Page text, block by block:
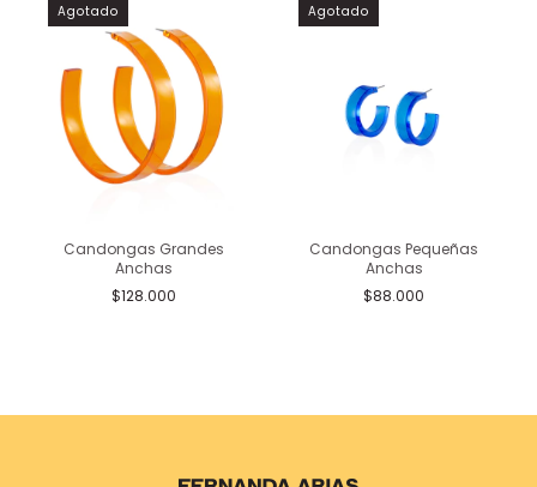
Agotado
Candongas Grandes
Anchas
$128.000
Agotado
Candongas Pequeñas
Anchas
$88.000